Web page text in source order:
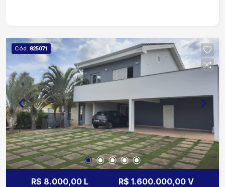
Iguatemi, com acesso rápido a comércios,
serviços e conveniências Condomínio com alto
padrão de segurança e infraestrutura completa,
portaria 24 horas e controle de acesso,
oferecendo conforto, privacidade e qualidade de
vida Agende sua visita!
Cód. 825071
R$ 8.000,00 L R$ 1.600.000,00 V